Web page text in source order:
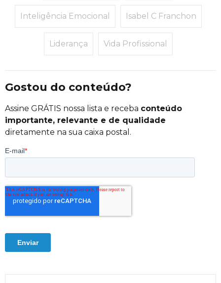
Inteligência Emocional Isabel C Franchon
Liderança Vida Profissional
Gostou do conteúdo?
Assine GRÁTIS nossa lista e receba conteúdo
importante, relevante e de qualidade
diretamente na sua caixa postal.